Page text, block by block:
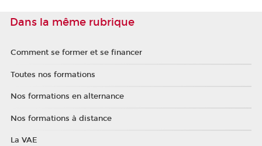
Dans la même rubrique
Comment se former et se financer
Toutes nos formations
Nos formations en alternance
Nos formations à distance
La VAE